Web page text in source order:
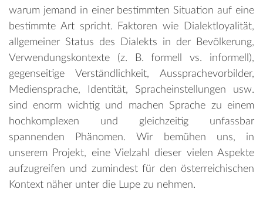
warum jemand in einer bestimmten Situation auf eine
bestimmte Art spricht. Faktoren wie Dialektloyalität,
allgemeiner Status des Dialekts in der Bevölkerung,
Verwendungskontexte (z. B. formell vs. informell),
gegenseitige Verständlichkeit, Aussprachevorbilder,
Mediensprache, Identität, Spracheinstellungen usw.
sind enorm wichtig und machen Sprache zu einem
hochkomplexen und gleichzeitig unfassbar
spannenden Phänomen. Wir bemühen uns, in
unserem Projekt, eine Vielzahl dieser vielen Aspekte
aufzugreifen und zumindest für den österreichischen
Kontext näher unter die Lupe zu nehmen.